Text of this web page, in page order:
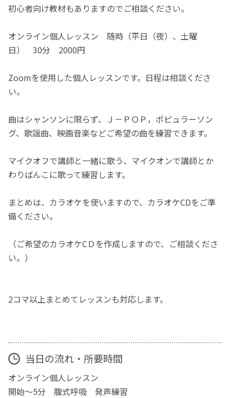
初心者向け教材もありますのでご相談ください。
オンライン個人レッスン 随時（平日（夜）、土曜
日） 30分 2000円
Zoomを使用した個人レッスンです。日程は相談くださ
い。
曲はシャンソンに限らず、Ｊ－ＰＯＰ，ポピュラーソン
グ、歌謡曲、映画音楽などご希望の曲を練習できます。
マイクオフで講師と一緒に歌う、マイクオンで講師とか
わりばんこに歌って練習します。
まとめは、カラオケを使いますので、カラオケCDをご準
備ください。
（ご希望のカラオケCＤを作成しますので、ご相談くださ
い。）
2コマ以上まとめてレッスンも対応します。
当日の流れ・所要時間
オンライン個人レッスン
開始～5分 腹式呼吸 発声練習